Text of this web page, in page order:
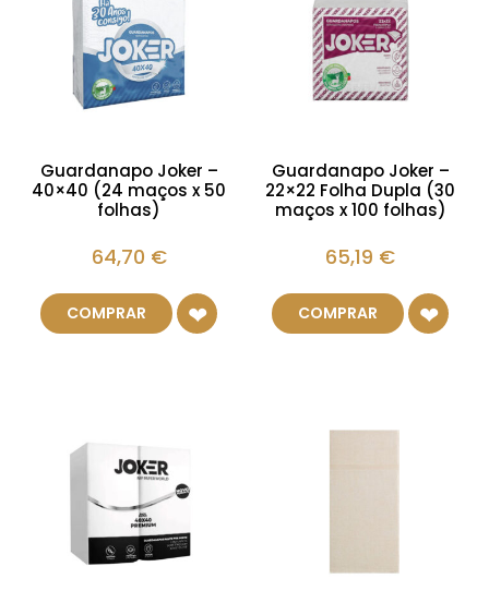
Guardanapo Joker –
40×40 (24 maços x 50
folhas)
64,70 €
COMPRAR
Guardanapo Joker –
22×22 Folha Dupla (30
maços x 100 folhas)
65,19 €
COMPRAR